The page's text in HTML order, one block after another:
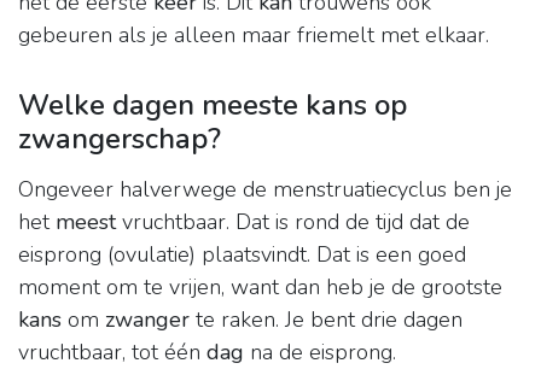
gebeuren als je alleen maar friemelt met elkaar.
Welke dagen meeste kans op
zwangerschap?
Ongeveer halverwege de menstruatiecyclus ben je
het meestvruchtbaar. Dat is rond de tijd dat de
eisprong (ovulatie) plaatsvindt. Dat is een goed
moment om te vrijen, want dan heb je de grootste
kans om zwanger te raken. Je bent drie dagen
vruchtbaar, tot één dag na de eisprong.